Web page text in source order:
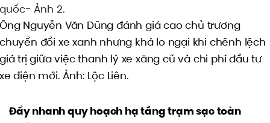
Ông Nguyễn Văn Dũng đánh giá cao chủ trương
chuyển đổi xe xanh nhưng khá lo ngại khi chênh lệch
giá trị giữa việc thanh lý xe xăng cũ và chi phí đầu tư
xe điện mới. Ảnh: Lộc Liên.
Đẩy nhanh quy hoạch hạ tầng trạm sạc toàn